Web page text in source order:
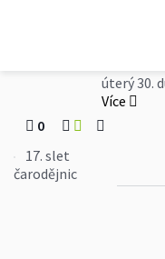
úterý 30.
Více
0
17. slet
čarodějnic